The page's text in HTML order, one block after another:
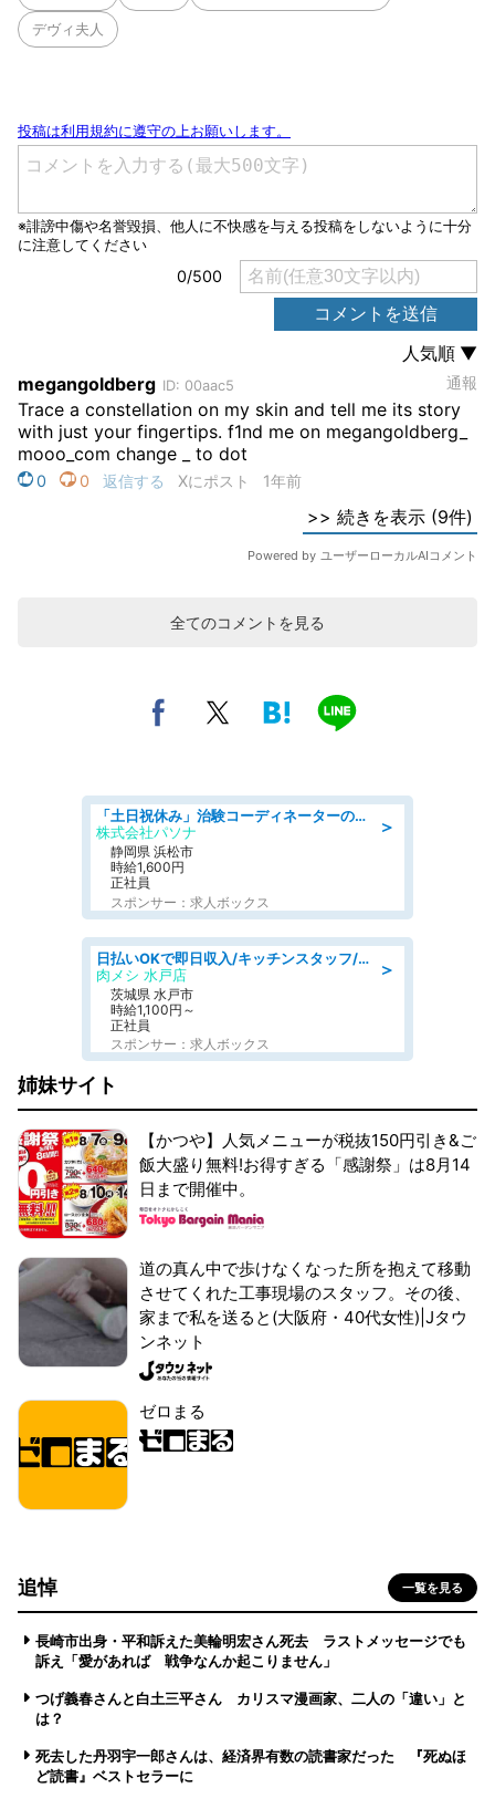
デヴィ夫人
全てのコメントを見る
＞
「土日祝休み」治験コーディネーターのお仕事/未経験OK
株式会社パソナ
静岡県 浜松市
時給1,600円
正社員
スポンサー：求人ボックス
＞
日払いOKで即日収入/キッチンスタッフ/「原付免許必須」デリバリー業務など、自己成長可能な幅広い仕事に挑戦!髪型自由&ピアス・ネイルOK/茨城県/水戸市
肉メシ 水戸店
茨城県 水戸市
時給1,100円～
正社員
スポンサー：求人ボックス
姉妹サイト
【かつや】人気メニューが税抜150円引き&ご
飯大盛り無料!お得すぎる「感謝祭」は8月14
日まで開催中。
道の真ん中で歩けなくなった所を抱えて移動
させてくれた工事現場のスタッフ。その後、
家まで私を送ると(大阪府・40代女性)|Jタウ
ンネット
ゼロまる
追悼 一覧を見る
長崎市出身・平和訴えた美輪明宏さん死去 ラストメッセージでも
訴え「愛があれば 戦争なんか起こりません」
つげ義春さんと白土三平さん カリスマ漫画家、二人の「違い」と
は？
死去した丹羽宇一郎さんは、経済界有数の読書家だった 『死ぬほ
ど読書』ベストセラーに